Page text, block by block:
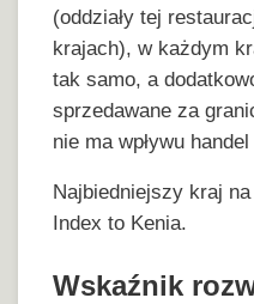
(oddziały tej
krajach), w każdym
tak samo, a
sprzedawane za
nie ma wpływu
Najbiedniejszy kraj
Index to Kenia.
Wskaźnik